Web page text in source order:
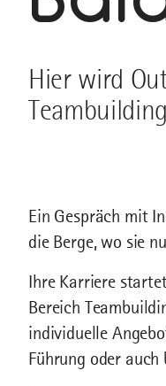
Hier wird
Ein Gespräch mit
die Berge, wo sie
Ihre Karriere
Bereich
individuelle
Führung oder auch